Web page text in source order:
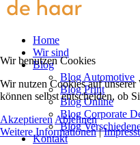
Home
Wir sind
Blog
Blog Automotive
Blog Print
Blog Online
Blog Corporate
Blog
Kontakt
Wir benutzen Cookies
Wir nutzen Cookies auf
können selbst entscheiden, ob
Akzeptieren Ablehnen
Weitere Informationen|